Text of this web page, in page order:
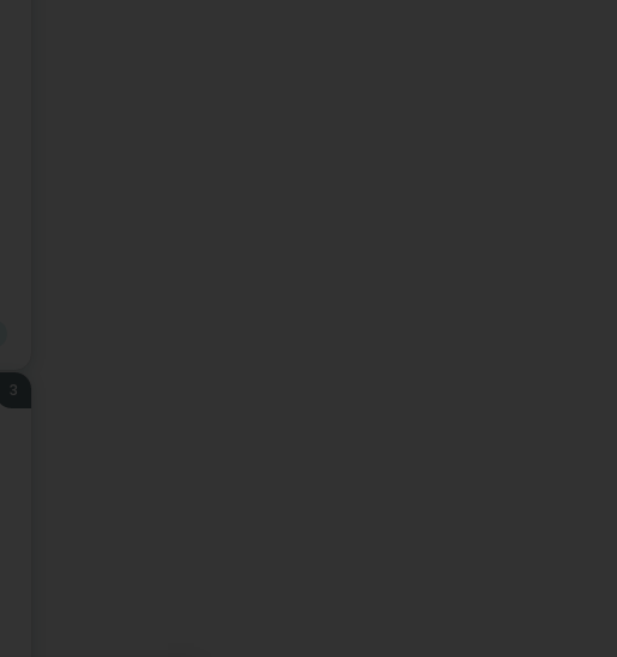
3